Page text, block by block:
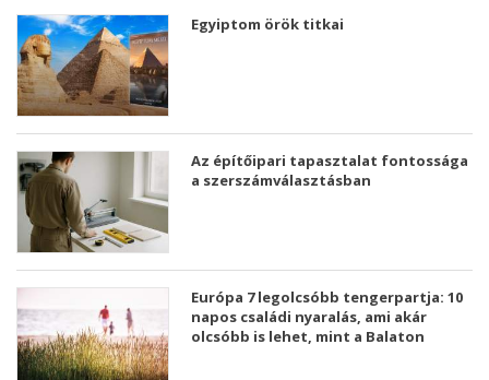
Egyiptom örök titkai
Az építőipari tapasztalat fontossága
a szerszámválasztásban
Európa 7 legolcsóbb tengerpartja: 10
napos családi nyaralás, ami akár
olcsóbb is lehet, mint a Balaton